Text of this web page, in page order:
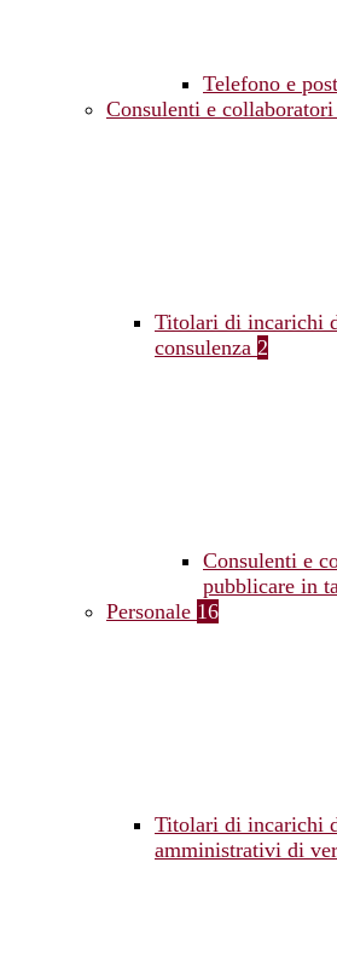
Telefono e
Consulenti e collaboratori
Titolari di incarichi
consulenza 2
Consulenti e
pubblicare in
Personale 16
Titolari di incarichi
amministrativi di